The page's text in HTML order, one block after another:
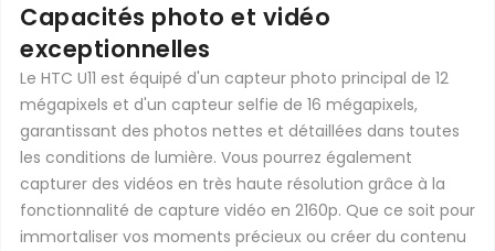
Capacités photo et vidéo
exceptionnelles
Le HTC U11 est équipé d'un capteur photo principal de 12
mégapixels et d'un capteur selfie de 16 mégapixels,
garantissant des photos nettes et détaillées dans toutes
les conditions de lumière. Vous pourrez également
capturer des vidéos en très haute résolution grâce à la
fonctionnalité de capture vidéo en 2160p. Que ce soit pour
immortaliser vos moments précieux ou créer du contenu